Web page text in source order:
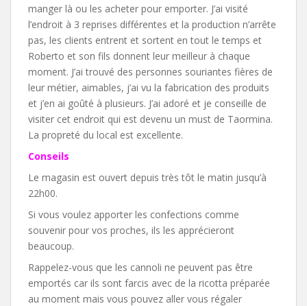
manger là ou les acheter pour emporter. J’ai visité
l’endroit à 3 reprises différentes et la production n’arrête
pas, les clients entrent et sortent en tout le temps et
Roberto et son fils donnent leur meilleur à chaque
moment. J’ai trouvé des personnes souriantes fières de
leur métier, aimables, j’ai vu la fabrication des produits
et j’en ai goûté à plusieurs. J’ai adoré et je conseille de
visiter cet endroit qui est devenu un must de Taormina.
La propreté du local est excellente.
Conseils
Le magasin est ouvert depuis très tôt le matin jusqu’à
22h00.
Si vous voulez apporter les confections comme
souvenir pour vos proches, ils les apprécieront
beaucoup.
Rappelez-vous que les cannoli ne peuvent pas être
emportés car ils sont farcis avec de la ricotta préparée
au moment mais vous pouvez aller vous régaler